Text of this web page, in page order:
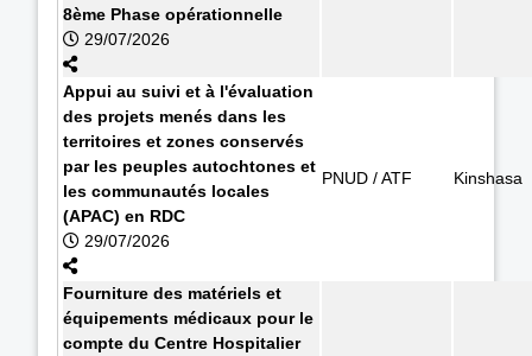
8ème Phase opérationnelle
29/07/2026
Appui au suivi et à l'évaluation
des projets menés dans les
territoires et zones conservés
par les peuples autochtones et
les communautés locales
(APAC) en RDC
29/07/2026
PNUD / ATF Kinshasa
Fourniture des matériels et
équipements médicaux pour le
compte du Centre Hospitalier